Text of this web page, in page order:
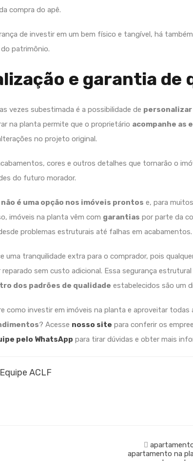
compra do apê.
de investir em um bem físico e tangível, há
patrimônio.
e garantia de
vezes subestimada é a possibilidade de
na planta permite que o proprietário acompanhe as
no projeto original.
cores e outros detalhes que tornarão o
do futuro morador.
não é uma opção nos imóveis prontos e, para
imóveis na planta vêm com garantias por parte da
problemas estruturais até falhas em acabamentos.
uma tranquilidade extra para o comprador, pois
sem custo adicional. Essa segurança
dos padrões de qualidade estabelecidos são um
como investir em imóveis na planta e aproveitar
? Acesse nosso site para conferir os
pelo WhatsApp para tirar dúvidas e obter mais
Equipe ACLF
apartamento na